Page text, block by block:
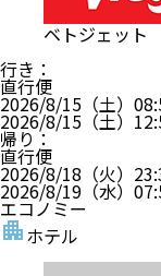
ベトジェット
行き ：
直行便
2026/8/15（土）
2026/8/15（土）
帰り ：
直行便
2026/8/18（火）
2026/8/19（水）
エコノミー
ホテル